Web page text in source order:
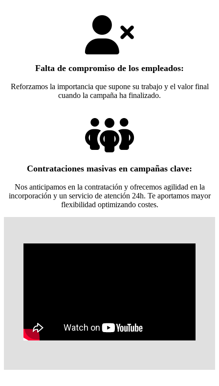
Falta de compromiso de los empleados:
Reforzamos la importancia que supone su trabajo y el valor final
cuando la campaña ha finalizado.
Contrataciones masivas en campañas clave:
Nos anticipamos en la contratación y ofrecemos agilidad en la
incorporación y un servicio de atención 24h. Te aportamos mayor
flexibilidad optimizando costes.